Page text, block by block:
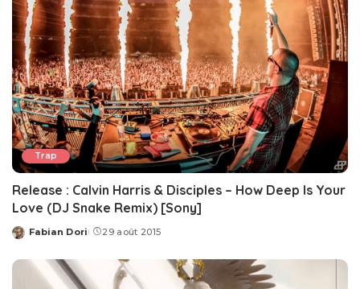
Trap
Release : Calvin Harris & Disciples – How Deep Is Your
Love (DJ Snake Remix) [Sony]
Posted
Fabian Dori 29 août 2015